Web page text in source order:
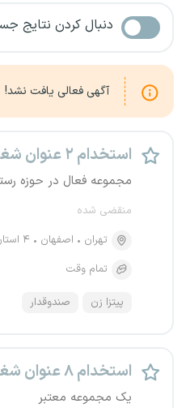
دنبال کردن نتایج
آگهی فعالی یافت نشد!
استخدام ۲ عنوان شغلی
مجموعه فعال در حوزه
منقضی شده
تهران
اصفهان
۴ استان دیگر
تمام وقت
پیتزا زن صندوقدار
استخدام ۸ عنوان شغلی
یک مجموعه معتبر